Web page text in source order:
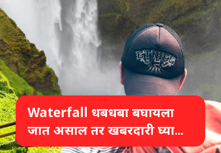
Waterfall धबधबा बघायला
जात असाल तर खबरदारी घ्या...